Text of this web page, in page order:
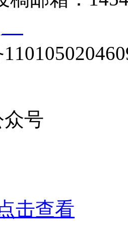
号
击查看